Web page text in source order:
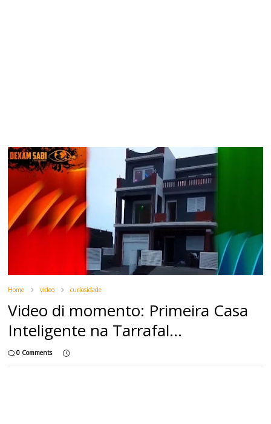
Home video curiosidade
Video di momento: Primeira Casa
Inteligente na Tarrafal...
0 Comments